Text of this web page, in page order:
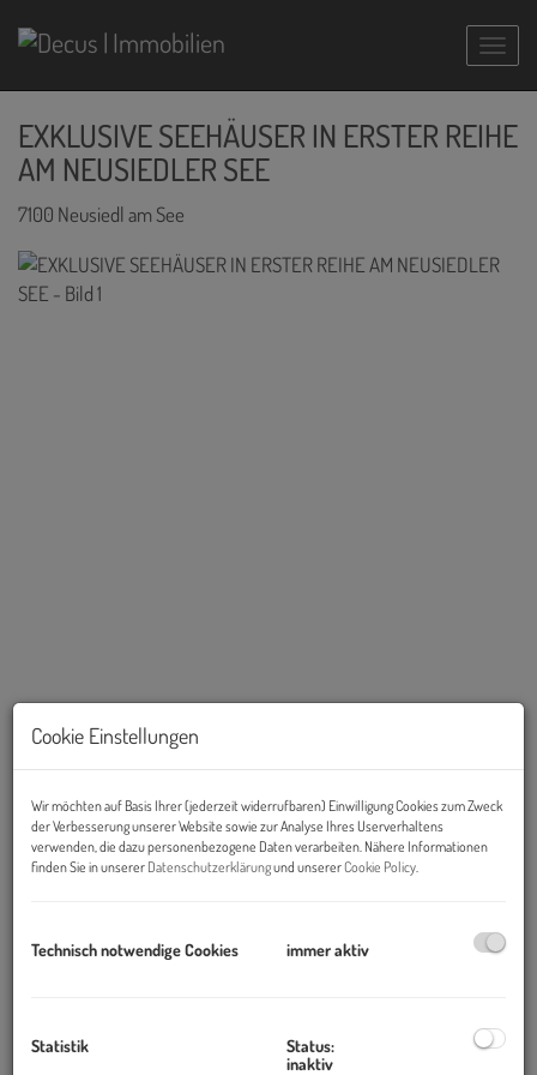
EXKLUSIVE SEEHÄUSER IN ERSTER REIHE
AM NEUSIEDLER SEE
7100 Neusiedl am See
Beschreibung
nachhaltiger Qualität
Neusiedler Sees entsteht ein einzigartiges Ensemble
hochwertiger Seehäuser mit Wohnflächen von
Cookie Einstellungen
Wir möchten auf Basis Ihrer (jederzeit widerrufbaren) Einwilligung Cookies zum Zweck
der Verbesserung unserer Website sowie zur Analyse Ihres Userverhaltens
verwenden, die dazu personenbezogene Daten verarbeiten. Nähere Informationen
finden Sie in unserer Datenschutzerklärungund unsererCookie Policy
Technisch notwendige Cookies immer aktiv
Statistik
Status:
inaktiv